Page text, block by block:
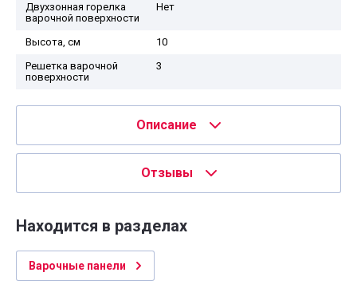
Двухзонная горелка
варочной поверхности
Нет
Высота, см
10
Решетка варочной
поверхности
3
Описание
Отзывы
Находится в разделах
Варочные панели